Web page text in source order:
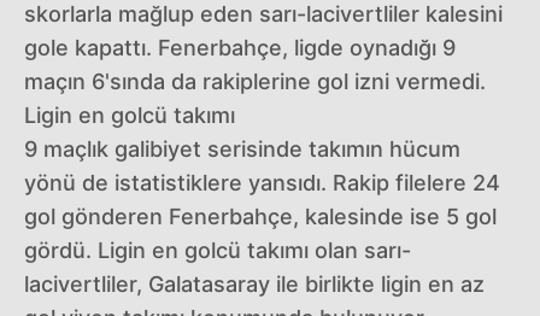
skorlarla mağlup eden sarı-lacivertliler kalesini
gole kapattı. Fenerbahçe, ligde oynadığı 9
maçın 6'sında da rakiplerine gol izni vermedi.
Ligin en golcü takımı
9 maçlık galibiyet serisinde takımın hücum
yönü de istatistiklere yansıdı. Rakip filelere 24
gol gönderen Fenerbahçe, kalesinde ise 5 gol
gördü. Ligin en golcü takımı olan sarı-
lacivertliler, Galatasaray ile birlikte ligin en az